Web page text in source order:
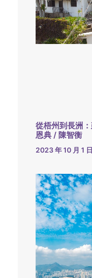
從梧州到長洲
恩典 / 陳智衡
2023 年 10 月 1 日